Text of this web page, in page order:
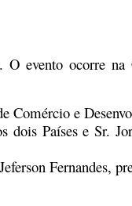
evento ocorre na
Comércio e
Países e Sr.
Fernandes,